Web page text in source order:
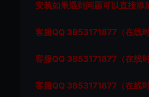
安装如果遇到问题可以直接
客服QQ 3853171877（在线
客服QQ 3853171877（在线
客服QQ 3853171877（在线